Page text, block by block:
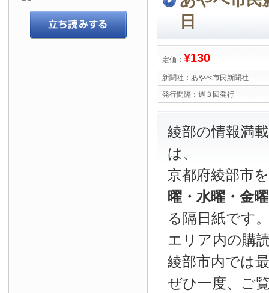
日
定価： ¥130
新聞社： あやべ市民新聞社
発行間隔： 週３回発行
綾部の情報
は、
京都府綾部市
曜・水曜・金
る隔日紙です
エリア内の購
綾部市内では
ぜひ一度、ご